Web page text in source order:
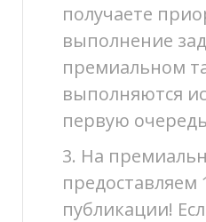
получаете
выполнение
премиальном
выполняются
первую
3. На
предоставляем
публикации!